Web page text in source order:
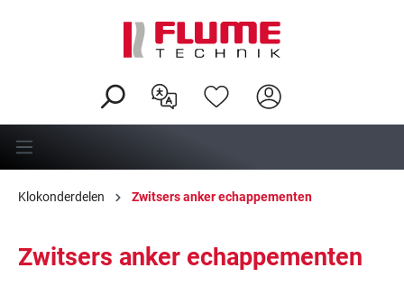
Klokonderdelen Zwitsers anker echappementen
Zwitsers anker echappementen